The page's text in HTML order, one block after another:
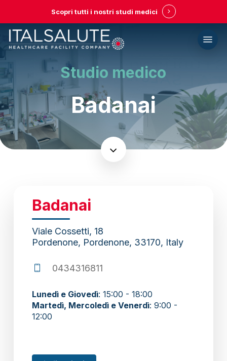
main
content
Scopri tutti i nostri studi medici
Studio medico
Badanai
Navigate
section
Badanai
Viale Cossetti, 18
Pordenone, Pordenone, 33170, Italy
0434316811
Lunedì e Giovedì: 15:00 - 18:00
Martedì, Mercoledì e Venerdì: 9:00 -
12:00